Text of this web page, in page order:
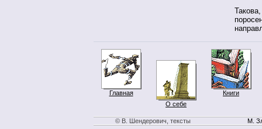
Главная
О себе
Книги
© В. Шендерович, тексты М.